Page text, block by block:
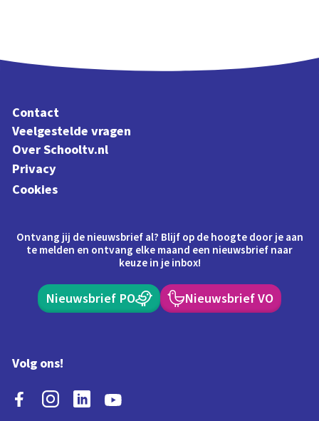
Contact
Veelgestelde vragen
Over Schooltv.nl
Privacy
Cookies
Ontvang jij de nieuwsbrief al? Blijf op de hoogte door je aan
te melden en ontvang elke maand een nieuwsbrief naar
keuze in je inbox!
Nieuwsbrief PO Nieuwsbrief VO
Volg ons!